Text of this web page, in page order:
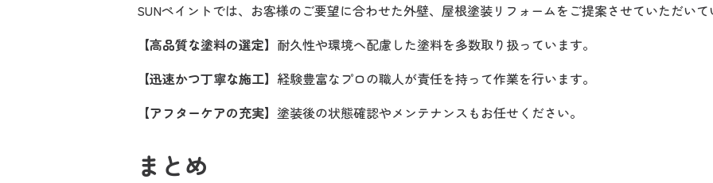
SUNペイントでは、お客様のご要望に合わせた外壁、屋根塗装リフォームをご提案させていただい
【高品質な塗料の選定】 耐久性や環境へ配慮した塗料を多数取り扱っています。
【迅速かつ丁寧な施工】 経験豊富なプロの職人が責任を持って作業を行います。
【アフターケアの充実】 塗装後の状態確認やメンテナンスもお任せください。
まとめ